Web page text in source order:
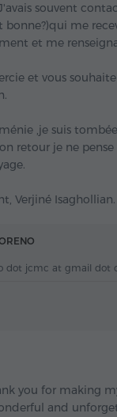
souvent
bonne?)qui me
et me
et vous
,je suis
retour je ne
Verjiné Isaghollian.
dot jcmc at gmail dot
you for making
and